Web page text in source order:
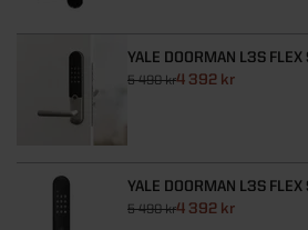
YALE DOORMAN L3S FLEX
5 490 kr4 392 kr
YALE DOORMAN L3S FLEX
5 490 kr4 392 kr